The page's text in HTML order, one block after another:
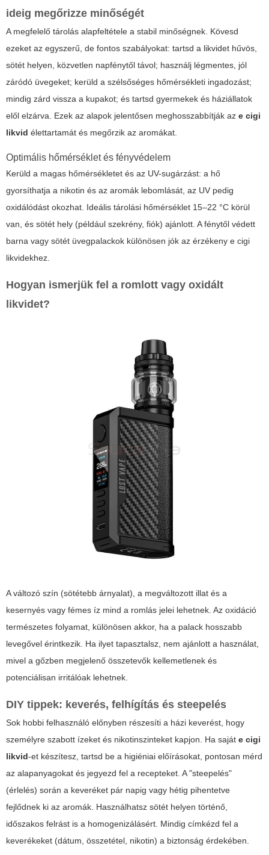
ideig megőrizze minőségét
A megfelelő tárolás alapfeltétele a stabil minőségnek. Kövesd
ezeket az egyszerű, de fontos szabályokat: tartsd a likvidet hűvös,
sötét helyen, közvetlen napfénytől távol; használj légmentes, jól
záródó üvegeket; kerüld a szélsőséges hőmérsékleti ingadozást;
mindig zárd vissza a kupakot; és tartsd gyermekek és háziállatok
elől elzárva. Ezek az alapok jelentősen meghosszabbítják az e cigi
likvid élettartamát és megőrzik az aromákat.
Optimális hőmérséklet és fényvédelem
Kerüld a magas hőmérsékletet és az UV-sugárzást: a hő
gyorsíthatja a nikotin és az aromák lebomlását, az UV pedig
oxidálódást okozhat. Ideális tárolási hőmérséklet 15–22 °C körül
van, és sötét hely (például szekrény, fiók) ajánlott. A fénytől védett
barna vagy sötét üvegpalackok különösen jók az érzékeny e cigi
likvidekhez.
Hogyan ismerjük fel a romlott vagy oxidált
likvidet?
A változó szín (sötétebb árnyalat), a megváltozott illat és a
kesernyés vagy fémes íz mind a romlás jelei lehetnek. Az oxidáció
természetes folyamat, különösen akkor, ha a palack hosszabb
levegővel érintkezik. Ha ilyet tapasztalsz, nem ajánlott a használat,
mivel a gőzben megjelenő összetevők kellemetlenek és
potenciálisan irritálóak lehetnek.
DIY tippek: keverés, felhígítás és steepelés
Sok hobbi felhasználó előnyben részesíti a házi keverést, hogy
személyre szabott ízeket és nikotinszinteket kapjon. Ha saját e cigi
likvid-et készítesz, tartsd be a higiéniai előírásokat, pontosan mérd
az alapanyagokat és jegyezd fel a recepteket. A "steepelés"
(érlelés) során a keveréket pár napig vagy hétig pihentetve
fejlődnek ki az aromák. Használhatsz sötét helyen történő,
időszakos felrást is a homogenizálásért. Mindig címkézd fel a
keverékeket (dátum, összetétel, nikotin) a biztonság érdekében.